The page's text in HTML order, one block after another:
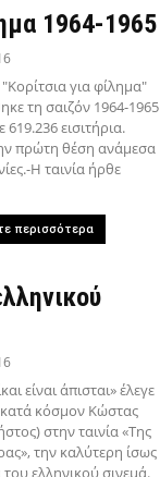
1964-1965
"Κορίτσια για φίλημα"
τη σαιζόν 1964-1965
619.236 εισιτήρια.
πρώτη θέση ανάμεσα
Η ταινία ήρθε
περισσότερα
είναι άπισται» έλεγε
κόσμον Κώστας
στην ταινία «Της
την καλύτερη ίσως
ελληνικού σινεμά.